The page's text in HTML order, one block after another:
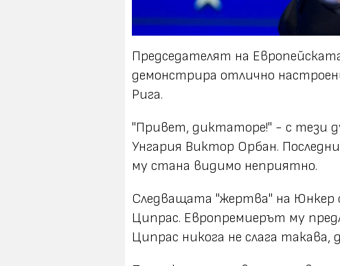
Председателят на
демонстрира отлично
Рига.
"Привет, диктаторе!" - с тези
Унгария Виктор Орбан.
му стана видимо неприятно.
Следващата "жертва" на Юнкер
Ципрас. Европремиерът му
Ципрас никога не слага